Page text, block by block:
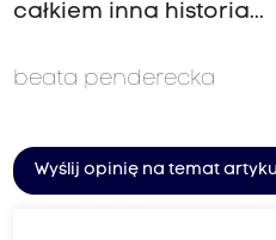
całkiem inna historia...
beata penderecka
Wyślij opinię na temat